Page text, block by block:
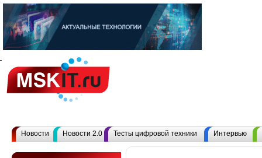
Новости Новости 2.0 Тесты цифровой техники Интервью